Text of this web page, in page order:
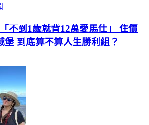
不到1歲就背12萬愛馬仕」 住價
堡 到底算不算人生勝利組？